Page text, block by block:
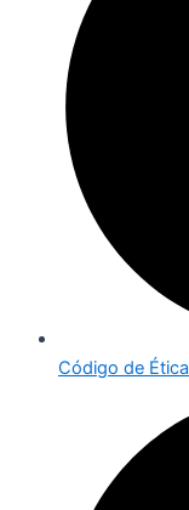
Código de Ética